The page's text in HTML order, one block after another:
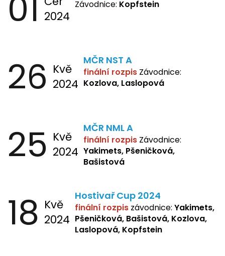
2024
Závodnice: Kopfstein
26 Kvě
2024
MČR NST A
finální rozpis Závodnice:
Kozlova, Laslopová
25 Kvě
2024
MČR NML A
finální rozpis Závodnice:
Yakimets, Pšeničková,
Bašistová
18 Kvě
2024
Hostivař Cup 2024
finální rozpis závodnice: Yakimets,
Pšeničková, Bašistová, Kozlova,
Laslopová, Kopfstein